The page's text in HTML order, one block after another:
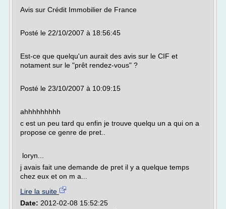
Avis sur Crédit Immobilier de France
Posté le 22/10/2007 à 18:56:45
Est-ce que quelqu'un aurait des avis sur le CIF et
notament sur le "prêt rendez-vous" ?
Posté le 23/10/2007 à 10:09:15
ahhhhhhhhh
c est un peu tard qu enfin je trouve quelqu un a qui on a
propose ce genre de pret..
loryn...
j avais fait une demande de pret il y a quelque temps
chez eux et on m a...
Lire la suite
Date: 2012-02-08 15:52:25